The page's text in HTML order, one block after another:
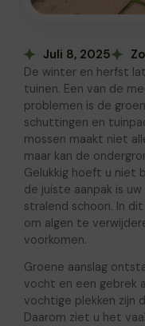
Juli 8, 2025
De winter en herfst
tuinen. Een van de
problemen is de
schuttingen en
mossen maakt niet
maar kan de
Gelukkig hoeft u niet
de juiste aanpak is
stralend schoon. In
om algen te
voorkomen.
Groene aanslag
vocht en een gebrek
vochtige plekken zijn
Daarom ziet u het